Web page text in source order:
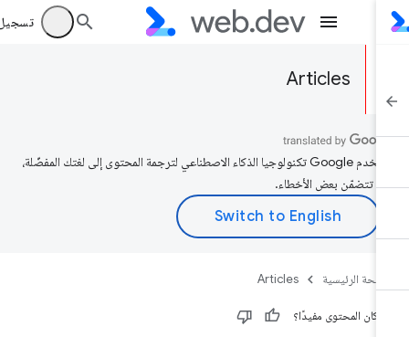
تسجيل
Articles
تستخدم Google تكنولوجيا الذكاء الاصطناعي لترجمة المحتوى إلى لغتك المفضّلة،
تتضمّن بعض الأخطاء.
الرئيسية Articles
كان المحتوى مفيدًا؟